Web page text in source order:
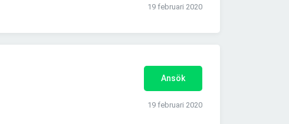
19 februari 2020
Ansök
19 februari 2020